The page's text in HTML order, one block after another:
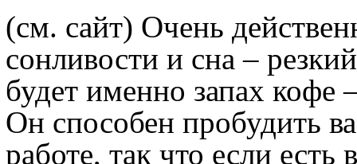
(см. сайт) Очень
сонливости и сна –
будет именно запах
Он способен пробудить
работе, так что если